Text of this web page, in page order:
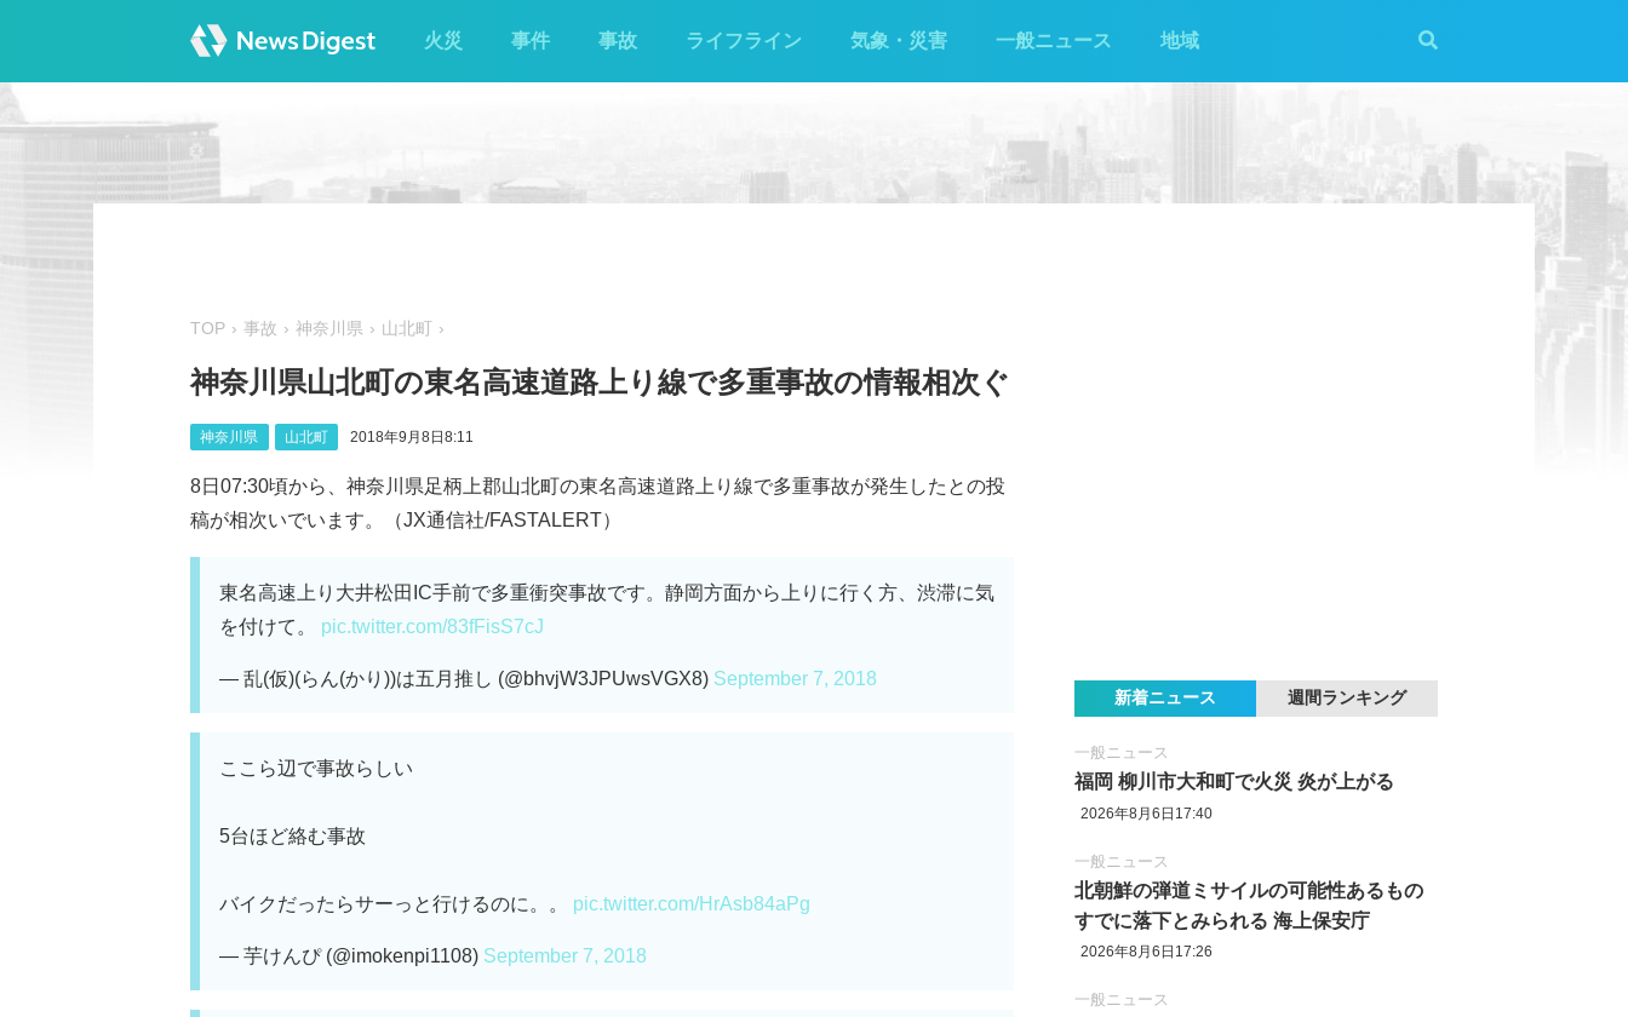
火災 事件 事故 ライフライン 気象・災害 一般ニュース 地域
TOP 事故 神奈川県 山北町
神奈川県山北町の東名高速道路上り線で多重事故の情報相次ぐ
神奈川県 山北町 2018年9月8日8:11
8日07:30頃から、神奈川県足柄上郡山北町の東名高速道路上り線で多重事故が発生したとの投
稿が相次いでいます。（JX通信社/FASTALERT）
東名高速上り大井松田IC手前で多重衝突事故です。静岡方面から上りに行く方、渋滞に気
を付けて。 pic.twitter.com/83fFisS7cJ
— 乱(仮)(らん(かり))は五月推し (@bhvjW3JPUwsVGX8) September 7, 2018
ここら辺で事故らしい
5台ほど絡む事故
バイクだったらサーっと行けるのに。。 pic.twitter.com/HrAsb84aPg
— 芋けんぴ (@imokenpi1108) September 7, 2018
新着ニュース 週間ランキング
一般ニュース
福岡 柳川市大和町で火災 炎が上がる
2026年8月6日17:40
一般ニュース
北朝鮮の弾道ミサイルの可能性あるもの
すでに落下とみられる 海上保安庁
2026年8月6日17:26
一般ニュース